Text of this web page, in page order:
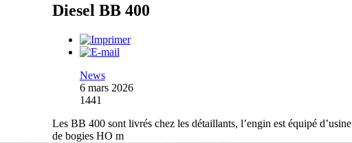
Diesel BB 400
News
6 mars 2026
1441
Les BB 400 sont livrés chez les détaillants, l’engin est équipé d’usine
de bogies HO m